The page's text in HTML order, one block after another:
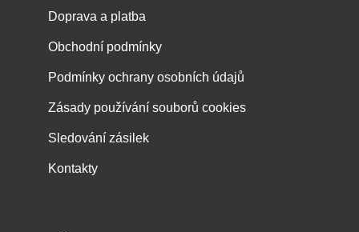
Doprava a platba
Obchodní podmínky
Podmínky ochrany osobních údajů
Zásady používání souborů cookies
Sledování zásilek
Kontakty